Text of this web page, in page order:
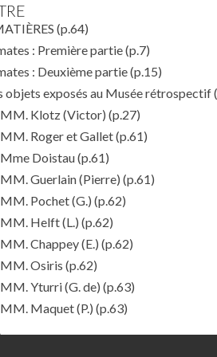
(p.64)
: Première partie(p.7)
: Deuxième partie(p.15)
objets exposés au Musée rétrospectif
Klotz (Victor) (p.27)
Roger et Gallet(p.61)
Doistau(p.61)
Guerlain (Pierre) (p.61)
Pochet (G.) (p.62)
Helft (L.) (p.62)
Chappey (E.) (p.62)
Osiris (p.62)
Yturri (G. de) (p.63)
Maquet (P.) (p.63)